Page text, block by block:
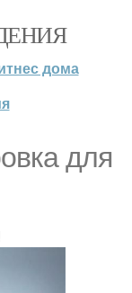
дома
для